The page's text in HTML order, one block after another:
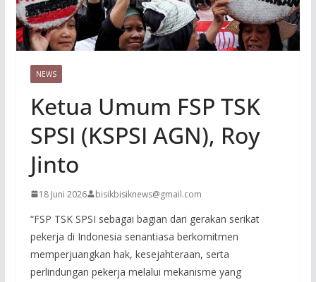
NEWS
Ketua Umum FSP TSK
SPSI (KSPSI AGN), Roy
Jinto
18 Juni 2026 bisikbisiknews@gmail.com
“FSP TSK SPSI sebagai bagian dari gerakan serikat
pekerja di Indonesia senantiasa berkomitmen
memperjuangkan hak, kesejahteraan, serta
perlindungan pekerja melalui mekanisme yang